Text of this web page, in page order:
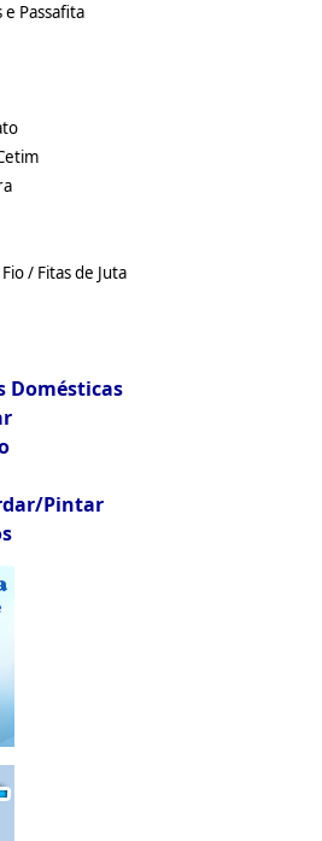
Passafita
/ Fitas de Juta
Domésticas
Pintar